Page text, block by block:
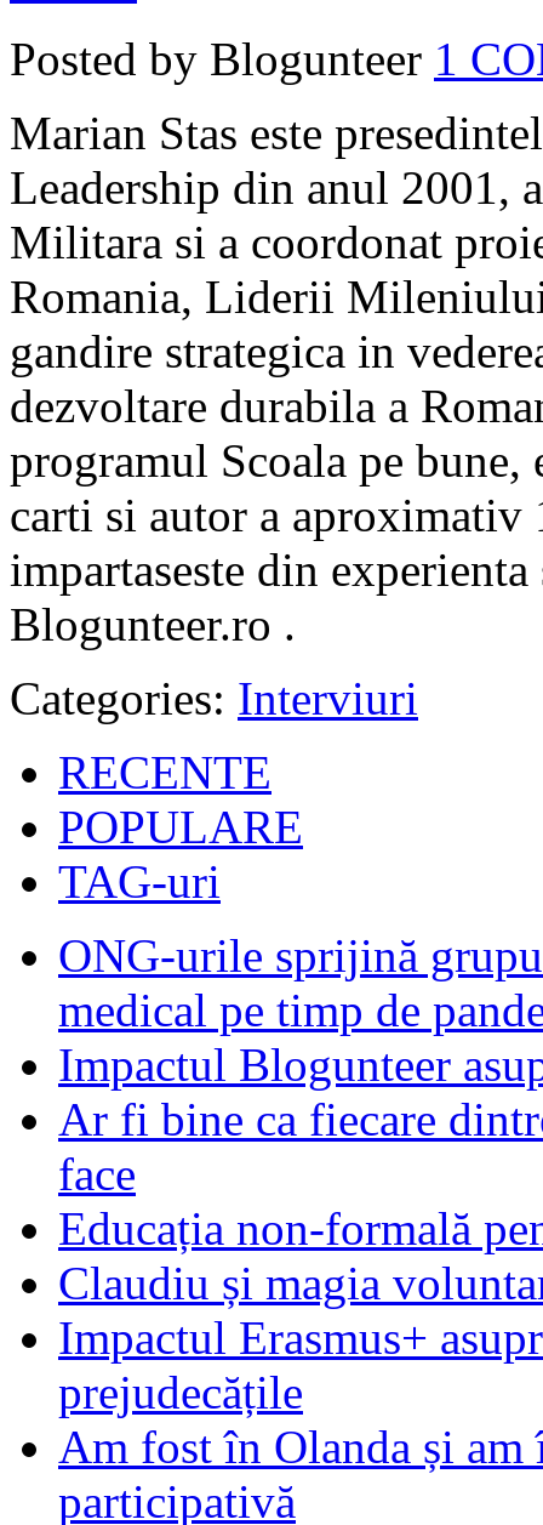
Posted by Blogunteer 1
Marian Stas este
Leadership din anul 2001,
Militara si a coordonat
Romania, Liderii
gandire strategica in
dezvoltare durabila a
programul Scoala pe bune,
carti si autor a aproximativ
impartaseste din
Blogunteer.ro .
Categories: Interviuri
RECENTE
POPULARE
TAG-uri
ONG-urile sprijină
medical pe timp de
Impactul Blogunteer
Ar fi bine ca fiecare
face
Educația non-formală
Claudiu și magia
Impactul Erasmus+
prejudecățile
Am fost în Olanda și am
participativă